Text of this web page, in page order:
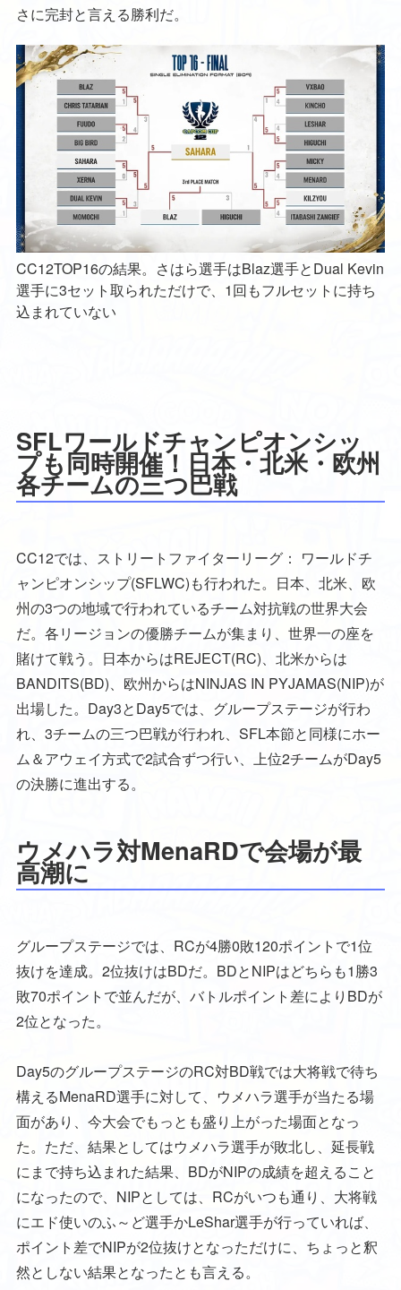
さに完封と言える勝利だ。
CC12TOP16の結果。さはら選手はBlaz選手とDual Kevin
選手に3セット取られただけで、1回もフルセットに持ち
込まれていない
SFLワールドチャンピオンシッ
プも同時開催！日本・北米・欧州
各チームの三つ巴戦
CC12では、ストリートファイターリーグ： ワールドチ
ャンピオンシップ(SFLWC)も行われた。日本、北米、欧
州の3つの地域で行われているチーム対抗戦の世界大会
だ。各リージョンの優勝チームが集まり、世界一の座を
賭けて戦う。日本からはREJECT(RC)、北米からは
BANDITS(BD)、欧州からはNINJAS IN PYJAMAS(NIP)が
出場した。Day3とDay5では、グループステージが行わ
れ、3チームの三つ巴戦が行われ、SFL本節と同様にホー
ム＆アウェイ方式で2試合ずつ行い、上位2チームがDay5
の決勝に進出する。
ウメハラ対MenaRDで会場が最
高潮に
グループステージでは、RCが4勝0敗120ポイントで1位
抜けを達成。2位抜けはBDだ。BDとNIPはどちらも1勝3
敗70ポイントで並んだが、バトルポイント差によりBDが
2位となった。
Day5のグループステージのRC対BD戦では大将戦で待ち
構えるMenaRD選手に対して、ウメハラ選手が当たる場
面があり、今大会でもっとも盛り上がった場面となっ
た。ただ、結果としてはウメハラ選手が敗北し、延長戦
にまで持ち込まれた結果、BDがNIPの成績を超えること
になったので、NIPとしては、RCがいつも通り、大将戦
にエド使いのふ～ど選手かLeShar選手が行っていれば、
ポイント差でNIPが2位抜けとなっただけに、ちょっと釈
然としない結果となったとも言える。